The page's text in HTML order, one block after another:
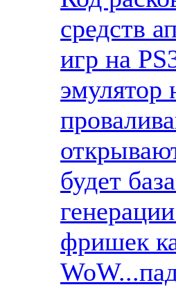
средств
игр на
эмулятор
будет
фришек